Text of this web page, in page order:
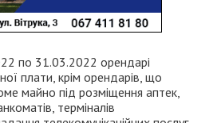
по 31.03.2022 орендарі
плати, крім орендарів, що
майно під розміщення аптек,
терміналів